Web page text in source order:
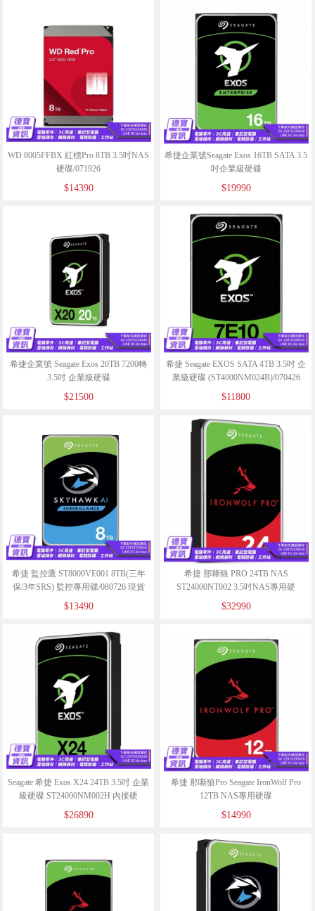
WD 8005FFBX 紅標Pro 8TB 3.5吋NAS
硬碟/071926
$14390
希捷企業號Seagate Exos 16TB SATA 3.5
吋企業級硬碟
（ST16000NM002H）/040726
$19990
希捷企業號 Seagate Exos 20TB 7200轉
3.5吋 企業級硬碟
ST20000NM002H/020526
$21500
希捷 Seagate EXOS SATA 4TB 3.5吋 企
業級硬碟 (ST4000NM024B)/070426
$11800
希捷 監控鷹 ST8000VE001 8TB(三年
保/3年SRS) 監控專用碟/080726 現貨
$13490
希捷 那嘶狼 PRO 24TB NAS
ST24000NT002 3.5吋NAS專用硬
碟/070426
$32990
Seagate 希捷 Exos X24 24TB 3.5吋 企業
級硬碟 ST24000NM002H 內接硬
碟/040726
$26890
希捷 那嘶狼Pro Seagate IronWolf Pro
12TB NAS專用硬碟
(ST12000NT001)/040726
$14990